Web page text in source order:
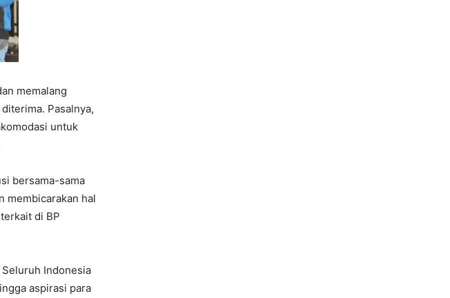
memalang
Pasalnya,
untuk
bersama-sama
membicarakan hal
di BP
Indonesia
aspirasi para